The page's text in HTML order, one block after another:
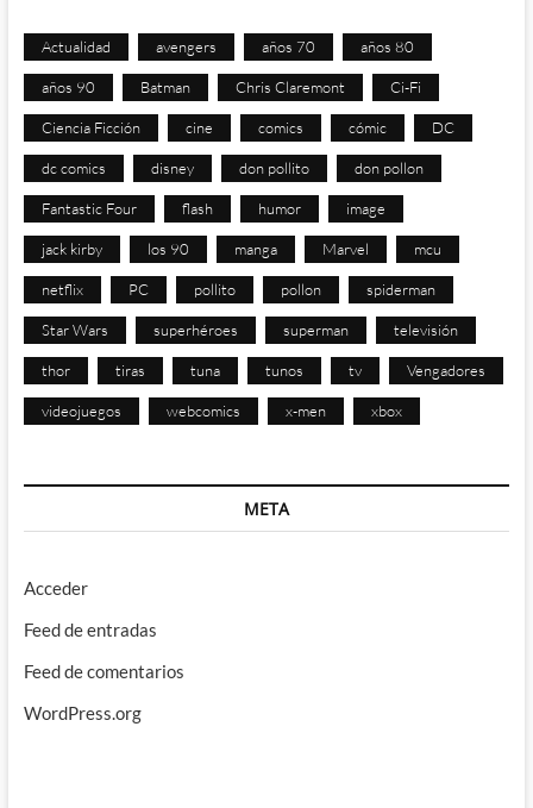
Actualidad avengers años 70 años 80
años 90 Batman Chris Claremont Ci-Fi
Ciencia Ficción cine comics cómic DC
dc comics disney don pollito don pollon
Fantastic Four flash humor image
jack kirby los 90 manga Marvel mcu
netflix PC pollito pollon spiderman
Star Wars superhéroes superman televisión
thor tiras tuna tunos tv Vengadores
videojuegos webcomics x-men xbox
META
Acceder
Feed de entradas
Feed de comentarios
WordPress.org